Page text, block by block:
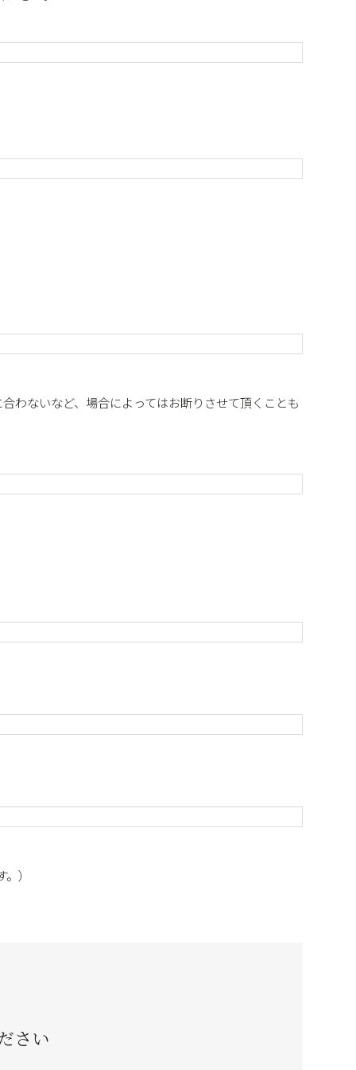
わないなど、場合によってはお断りさせて頂くことも
）
さい